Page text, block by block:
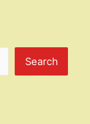
Search